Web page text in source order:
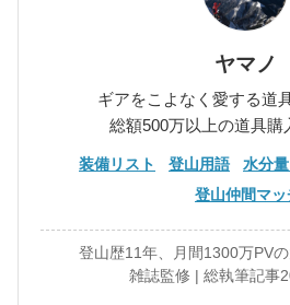
ヤマノ
ギアをこよなく愛する道
総額500万以上の道具購
装備リスト 登山用語
水分
登山仲間マッ
登山歴11年、月間1300万PV
雑誌監修 | 総執筆記事